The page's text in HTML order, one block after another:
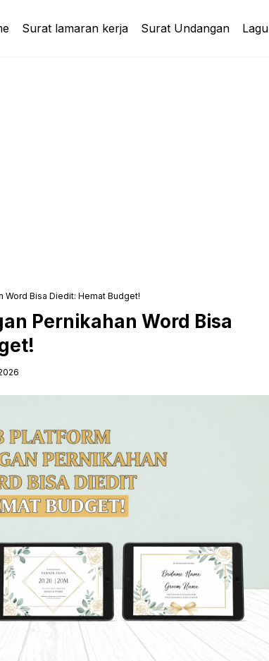
Surat lamaran kerja Surat Undangan
Word Bisa Diedit: Hemat Budget!
Pernikahan Word Bisa